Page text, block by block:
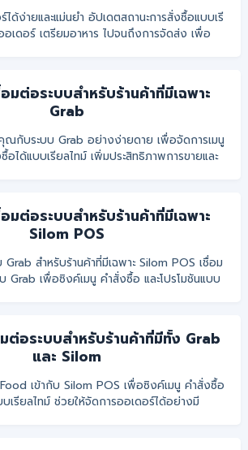
ได้ง่ายและแม่นยำ อัปเดตสถานะการสั่งซื้อแบบเรี
เดอร์ เตรียมอาหาร ไปจนถึงการจัดส่ง เพื่อ
มต่อระบบสำหรับร้านค้าที่มีเฉพาะ
Grab
ณกับระบบ Grab อย่างง่ายดาย เพื่อจัดการเมนู
อได้แบบเรียลไทม์ เพิ่มประสิทธิภาพการขายและ
มต่อระบบสำหรับร้านค้าที่มีเฉพาะ
Silom POS
Grab สำหรับร้านค้าที่มีเฉพาะ Silom POS เชื่อม
Grab เพื่อซิงค์เมนู คำสั่งซื้อ และโปรโมชันแบบ
ต่อระบบสำหรับร้านค้าที่มีทั้ง Grab
และ Silom
เข้ากับ Silom POS เพื่อซิงค์เมนู คำสั่งซื้อ
บเรียลไทม์ ช่วยให้จัดการออเดอร์ได้อย่างมี